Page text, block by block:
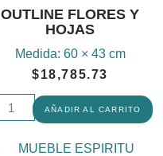
OUTLINE FLORES Y
HOJAS
Medida: 60 × 43 cm
$18,785.73
AÑADIR AL CARRITO